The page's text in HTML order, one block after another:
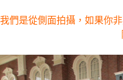
我們是從側面拍攝，如果你